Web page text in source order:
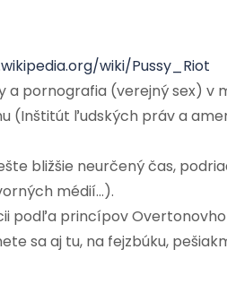
wiki/Pussy_Riot
pornografia (verejný sex) v
(Inštitút ľudských práv a
bližšie neurčený čas,
médií…).
podľa princípov
sa aj tu, na fejzbúku,